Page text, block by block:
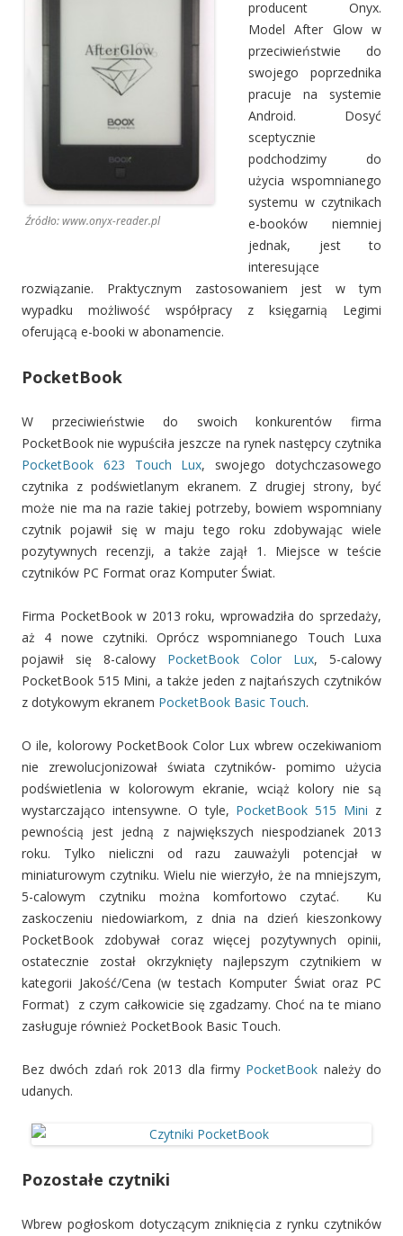
Źródło: www.onyx-reader.pl
producent Onyx.
Model After Glow w
przeciwieństwie do
swojego poprzednika
pracuje na systemie
Android. Dosyć
sceptycznie
podchodzimy do
użycia wspomnianego
systemu w czytnikach
e-booków niemniej
jednak, jest to
interesujące
rozwiązanie. Praktycznym zastosowaniem jest w tym
wypadku możliwość współpracy z księgarnią Legimi
oferującą e-booki w abonamencie.
PocketBook
W przeciwieństwie do swoich konkurentów firma
PocketBook nie wypuściła jeszcze na rynek następcy czytnika
PocketBook 623 Touch Lux, swojego dotychczasowego
czytnika z podświetlanym ekranem. Z drugiej strony, być
może nie ma na razie takiej potrzeby, bowiem wspomniany
czytnik pojawił się w maju tego roku zdobywając wiele
pozytywnych recenzji, a także zajął 1. Miejsce w teście
czytników PC Format oraz Komputer Świat.
Firma PocketBook w 2013 roku, wprowadziła do sprzedaży,
aż 4 nowe czytniki. Oprócz wspomnianego Touch Luxa
pojawił się 8-calowy PocketBook Color Lux, 5-calowy
PocketBook 515 Mini, a także jeden z najtańszych czytników
z dotykowym ekranem PocketBook Basic Touch.
O ile, kolorowy PocketBook Color Lux wbrew oczekiwaniom
nie zrewolucjonizował świata czytników- pomimo użycia
podświetlenia w kolorowym ekranie, wciąż kolory nie są
wystarczająco intensywne. O tyle, PocketBook 515 Mini z
pewnością jest jedną z największych niespodzianek 2013
roku. Tylko nieliczni od razu zauważyli potencjał w
miniaturowym czytniku. Wielu nie wierzyło, że na mniejszym,
5-calowym czytniku można komfortowo czytać. Ku
zaskoczeniu niedowiarkom, z dnia na dzień kieszonkowy
PocketBook zdobywał coraz więcej pozytywnych opinii,
ostatecznie został okrzyknięty najlepszym czytnikiem w
kategorii Jakość/Cena (w testach Komputer Świat oraz PC
Format) z czym całkowicie się zgadzamy. Choć na te miano
zasługuje również PocketBook Basic Touch.
Bez dwóch zdań rok 2013 dla firmy PocketBook należy do
udanych.
Pozostałe czytniki
Wbrew pogłoskom dotyczącym zniknięcia z rynku czytników